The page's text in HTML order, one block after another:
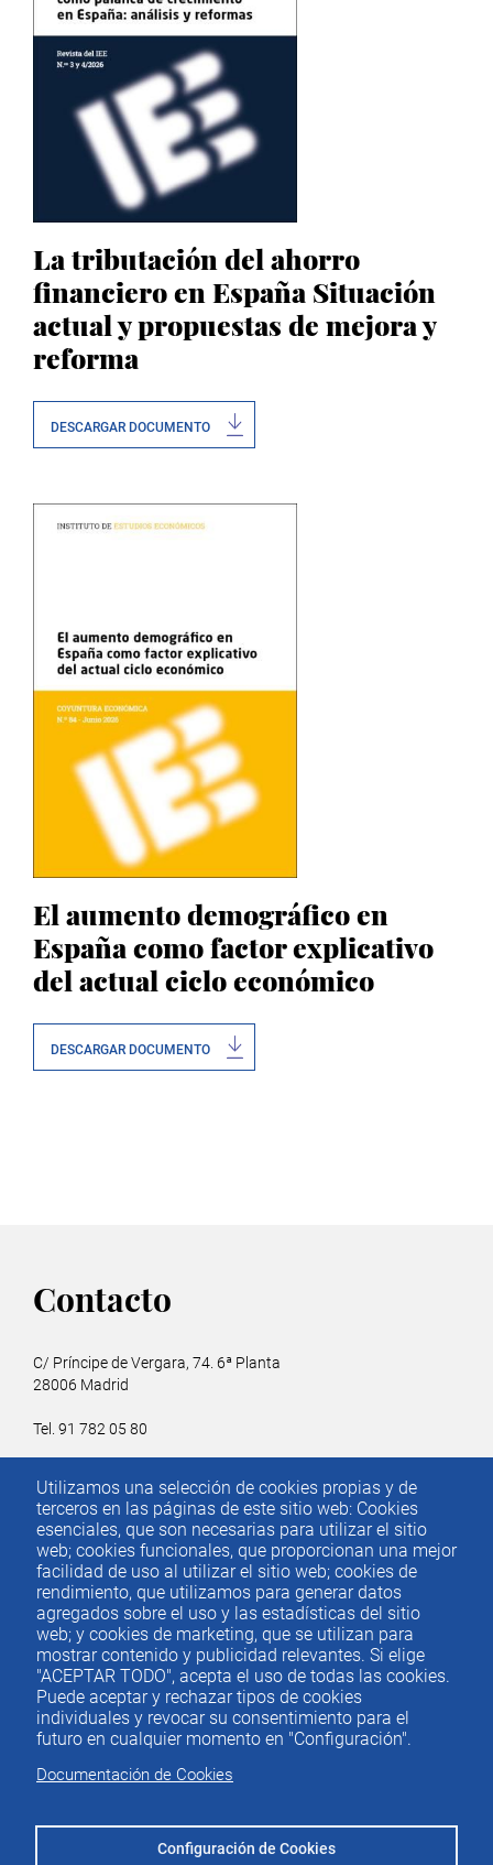
Utilizamos una selección de cookies propias y de
terceros en las páginas de este sitio web: Cookies
esenciales, que son necesarias para utilizar el sitio
web; cookies funcionales, que proporcionan una mejor
facilidad de uso al utilizar el sitio web; cookies de
rendimiento, que utilizamos para generar datos
agregados sobre el uso y las estadísticas del sitio
web; y cookies de marketing, que se utilizan para
mostrar contenido y publicidad relevantes. Si elige
"ACEPTAR TODO", acepta el uso de todas las cookies.
Puede aceptar y rechazar tipos de cookies
individuales y revocar su consentimiento para el
futuro en cualquier momento en "Configuración".
Documentación de Cookies
Configuración de Cookies
La tributación del ahorro
financiero en España Situación
actual y propuestas de mejora y
reforma
DESCARGAR DOCUMENTO
El aumento demográfico en
España como factor explicativo
del actual ciclo económico
DESCARGAR DOCUMENTO
Contacto
C/ Príncipe de Vergara, 74. 6ª Planta
28006 Madrid
Tel. 91 782 05 80
Menú
del
pie
Contacto
Menu
footer
ACTUALIDAD
IEE
PUBLICACIONES
IDEAS Y PENSAMIENTO
PREMIOS IEE
CONTACTO